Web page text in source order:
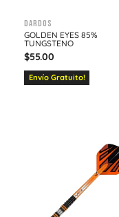
Dardos
GOLDEN EYES 85%
TUNGSTENO
$55.00
Envío Gratuito!